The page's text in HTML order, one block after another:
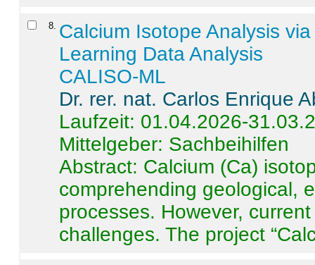
8 Calcium Isotope Analysis
Learning Data Analysis
CALISO-ML
Dr. rer. nat. Carlos Enrique
Laufzeit: 01.04.2026-
Mittelgeber: Sachbeihilfen
Abstract: Calcium (Ca)
comprehending geological,
processes. However,
challenges. The project